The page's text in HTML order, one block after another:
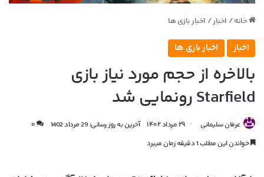
خانه / اخبار / اخبار بازی ها
اخبار اخبار بازی ها
بالاخره از حجم مورد نیاز بازی
Starfield رونمایی شد
عرفان سلیمانی ۲۹ مرداد ۱۴۰۲ آخرین به روز رسانی: 29 مرداد 1402
۰
خواندن این مطلب 1 دقیقه زمان میبرد